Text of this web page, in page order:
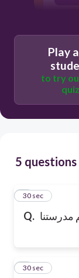
Play
to try
quiz
5 questions
Q. مدرستنا
1
30 sec
2
30 sec